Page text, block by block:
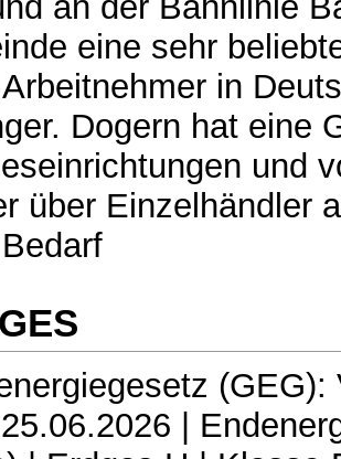
eine sehr
in
Dogern hat eine
und
über Einzelhändler
(GEG):
|